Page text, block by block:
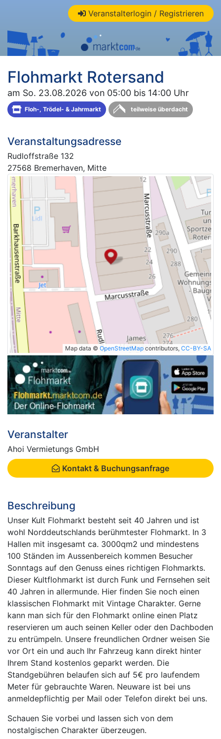
Veranstalterlogin / Registrieren
Flohmarkt Rotersand
am So. 23.08.2026 von 05:00 bis 14:00 Uhr
Floh-, Trödel- & Jahrmarkt teilweise überdacht
Veranstaltungsadresse
Rudloffstraße 132
27568 Bremerhaven, Mitte
Map data © OpenStreetMap contributors, CC-BY-SA
Veranstalter
Ahoi Vermietungs GmbH
Kontakt & Buchungsanfrage
Beschreibung
Unser Kult Flohmarkt besteht seit 40 Jahren und ist
wohl Norddeutschlands berühmtester Flohmarkt. In 3
Hallen mit insgesamt ca. 3000qm2 und mindestens
100 Ständen im Aussenbereich kommen Besucher
Sonntags auf den Genuss eines richtigen Flohmarkts.
Dieser Kultflohmarkt ist durch Funk und Fernsehen seit
40 Jahren in allermunde. Hier finden Sie noch einen
klassischen Flohmarkt mit Vintage Charakter. Gerne
kann man sich für den Flohmarkt online einen Platz
reservieren um auch seinen Keller oder den Dachboden
zu entrümpeln. Unsere freundlichen Ordner weisen Sie
vor Ort ein und auch Ihr Fahrzeug kann direkt hinter
Ihrem Stand kostenlos geparkt werden. Die
Standgebühren belaufen sich auf 5€ pro laufendem
Meter für gebrauchte Waren. Neuware ist bei uns
anmeldepflichtig per Mail oder Telefon direkt bei uns.
Schauen Sie vorbei und lassen sich von dem
nostalgischen Charakter überzeugen.